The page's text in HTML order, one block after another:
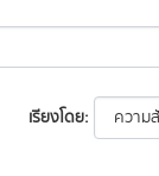
เรียงโดย